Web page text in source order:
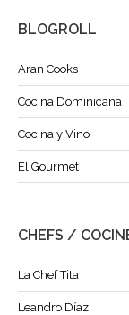
BLOGROLL
Aran Cooks
Cocina Dominicana
Cocina y Vino
El Gourmet
CHEFS /
La Chef Tita
Leandro Díaz